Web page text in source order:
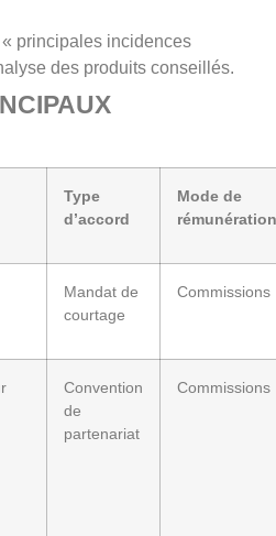
principales incidences
des produits conseillés.
Type
d’accord
Mode de
rémunération
Mandat de
courtage
Commissions
Convention
de
partenariat
Commissions